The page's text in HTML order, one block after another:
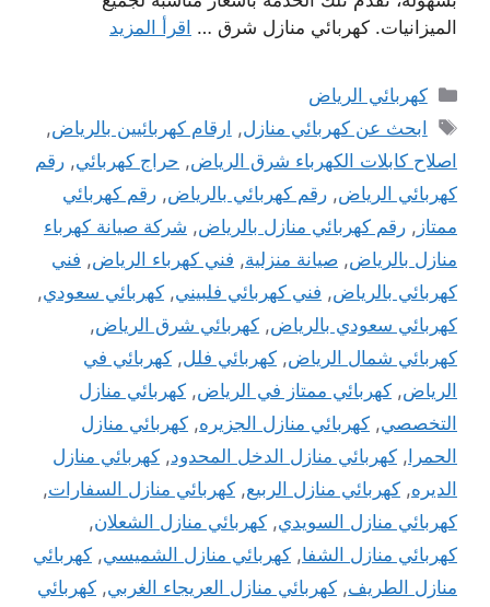
الميزانيات. كهربائي منازل شرق … اقرأ المزيد
التصنيفات
كهربائي الرياض
الوسوم
ابحث عن كهربائي منازل, ارقام كهربائيين ‫بالرياض‬,
اصلاح كابلات الكهرباء شرق الرياض, حراج كهربائي, رقم
كهربائي الرياض, رقم كهربائي بالرياض, رقم كهربائي
ممتاز , رقم كهربائي منازل بالرياض, شركة صيانة كهرباء
منازل بالرياض, صيانة منزلية, فني كهرباء الرياض, فني
كهربائي بالرياض, فني كهربائي فلبيني, كهربائي سعودي,
كهربائي سعودي بالرياض, كهربائي شرق الرياض,
كهربائي شمال الرياض, كهربائي فلل, كهربائي في
الرياض, كهربائي ممتاز في الرياض, كهربائي منازل
التخصصي, كهربائي منازل الجزيره, كهربائي منازل
الحمرا, كهربائي منازل الدخل المحدود, كهربائي منازل
الديره, كهربائي منازل الربيع, كهربائي منازل السفارات,
كهربائي منازل السويدي, كهربائي منازل الشعلان,
كهربائي منازل الشفا, كهربائي منازل الشميسي, كهربائي
منازل الطريف, كهربائي منازل العريجاء الغربي, كهربائي